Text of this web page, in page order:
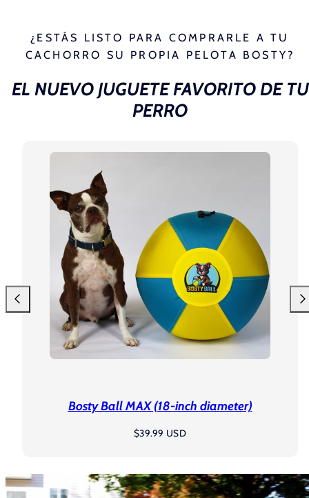
¿ESTÁS LISTO PARA COMPRARLE A TU
CACHORRO SU PROPIA PELOTA BOSTY?
EL NUEVO JUGUETE FAVORITO DE TU
PERRO
Bosty Ball MAX (18-inch diameter)
Precio
$39.99 USD
Deslizar
hacia
a